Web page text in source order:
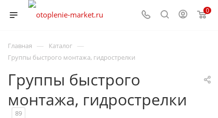
0
Главная — Каталог —
Группы быстрого монтажа, гидрострелки
Группы быстрого
монтажа, гидрострелки
89